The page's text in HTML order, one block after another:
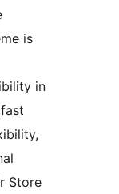
is
in
Store